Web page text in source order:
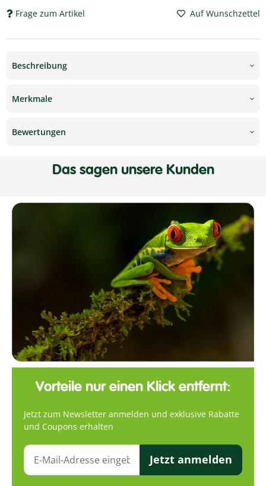
Frage zum Artikel Auf Wunschzettel
Beschreibung
Merkmale
Bewertungen
Das sagen unsere Kunden
Vorteile nur einen Klick entfernt:
Jetzt zum Newsletter anmelden und exklusive Rabatte
und Coupons erhalten
Jetzt anmelden